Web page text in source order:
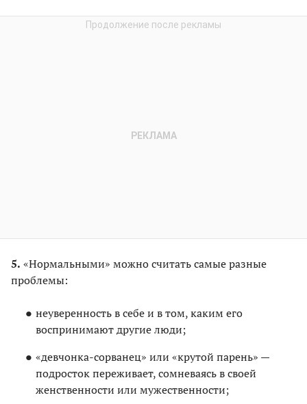
5. «Нормальными» можно считать самые разные
проблемы:
неуверенность в себе и в том, каким его
воспринимают другие люди;
«девчонка-сорванец» или «крутой парень» —
подросток переживает, сомневаясь в своей
женственности или мужественности;